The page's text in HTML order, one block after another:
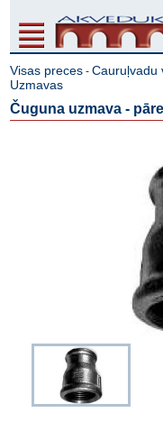
Visas preces -Cauruļvadu
Uzmavas
Čuguna uzmava -